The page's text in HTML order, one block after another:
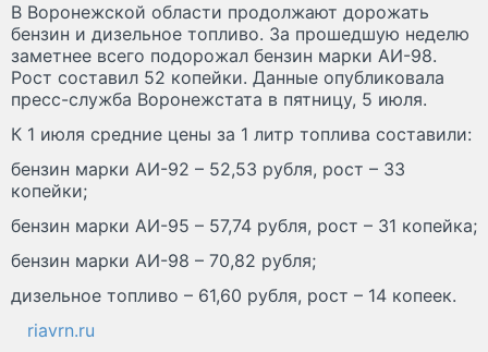
В Воронежской области продолжают дорожать
бензин и дизельное топливо. За прошедшую неделю
заметнее всего подорожал бензин марки АИ-98.
Рост составил 52 копейки. Данные опубликовала
пресс-служба Воронежстата в пятницу, 5 июля.
К 1 июля средние цены за 1 литр топлива составили:
бензин марки АИ-92 – 52,53 рубля, рост – 33
копейки;
бензин марки АИ-95 – 57,74 рубля, рост – 31 копейка;
бензин марки АИ-98 – 70,82 рубля;
дизельное топливо – 61,60 рубля, рост – 14 копеек.
riavrn.ru